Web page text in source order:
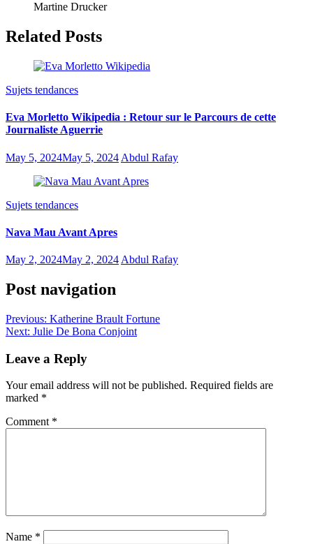
Martine Drucker
Related Posts
Sujets tendances
Eva Morletto Wikipedia : Retour sur le Parcours de cette
Journaliste Aguerrie
May 5, 2024May 5, 2024 Abdul Rafay
Sujets tendances
Nava Mau Avant Apres
May 2, 2024May 2, 2024 Abdul Rafay
Post navigation
Previous: Katherine Brault Fortune
Next: Julie De Bona Conjoint
Leave a Reply
Your email address will not be published. Required fields are
marked *
Comment *
Name *